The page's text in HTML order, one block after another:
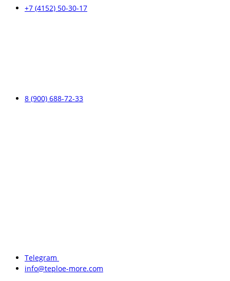
+7 (4152) 50-30-17
8 (900) 688-72-33
Telegram
info@teploe-more.com